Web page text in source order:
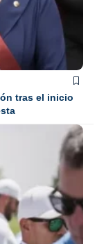
tras el inicio